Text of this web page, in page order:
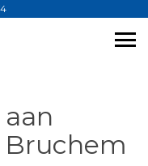
Bruchem